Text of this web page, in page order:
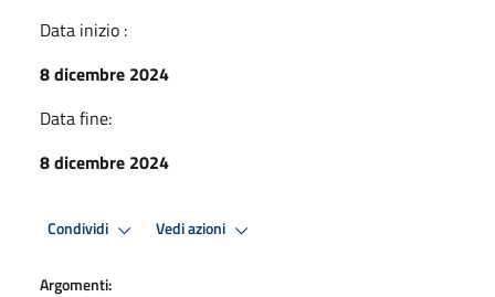
Data inizio :
8 dicembre 2024
Data fine:
8 dicembre 2024
Condividi Vedi azioni
Argomenti: